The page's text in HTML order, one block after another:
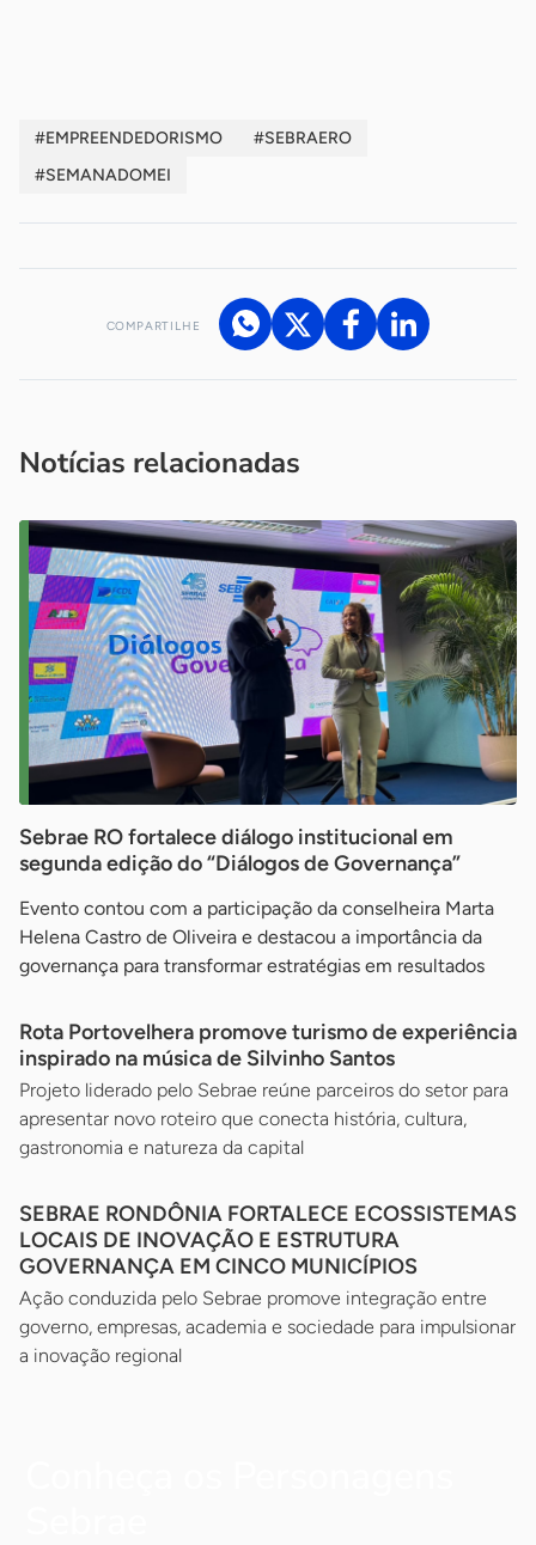
#EMPREENDEDORISMO
#SEBRAERO
#SEMANADOMEI
COMPARTILHE
Notícias relacionadas
Sebrae RO fortalece diálogo institucional em
segunda edição do “Diálogos de Governança”
Evento contou com a participação da conselheira Marta
Helena Castro de Oliveira e destacou a importância da
governança para transformar estratégias em resultados
Rota Portovelhera promove turismo de experiência
inspirado na música de Silvinho Santos
Projeto liderado pelo Sebrae reúne parceiros do setor para
apresentar novo roteiro que conecta história, cultura,
gastronomia e natureza da capital
SEBRAE RONDÔNIA FORTALECE ECOSSISTEMAS
LOCAIS DE INOVAÇÃO E ESTRUTURA
GOVERNANÇA EM CINCO MUNICÍPIOS
Ação conduzida pelo Sebrae promove integração entre
governo, empresas, academia e sociedade para impulsionar
a inovação regional